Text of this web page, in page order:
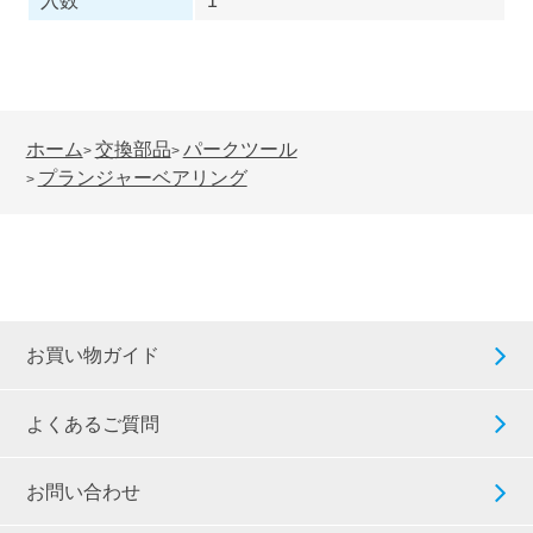
ホーム> 交換部品> パークツール
> プランジャーベアリング
お買い物ガイド
よくあるご質問
お問い合わせ